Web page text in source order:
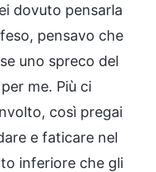
dovuto pensarla
pensavo che
uno spreco del
me. Più ci
così pregai
e faticare nel
inferiore che gli